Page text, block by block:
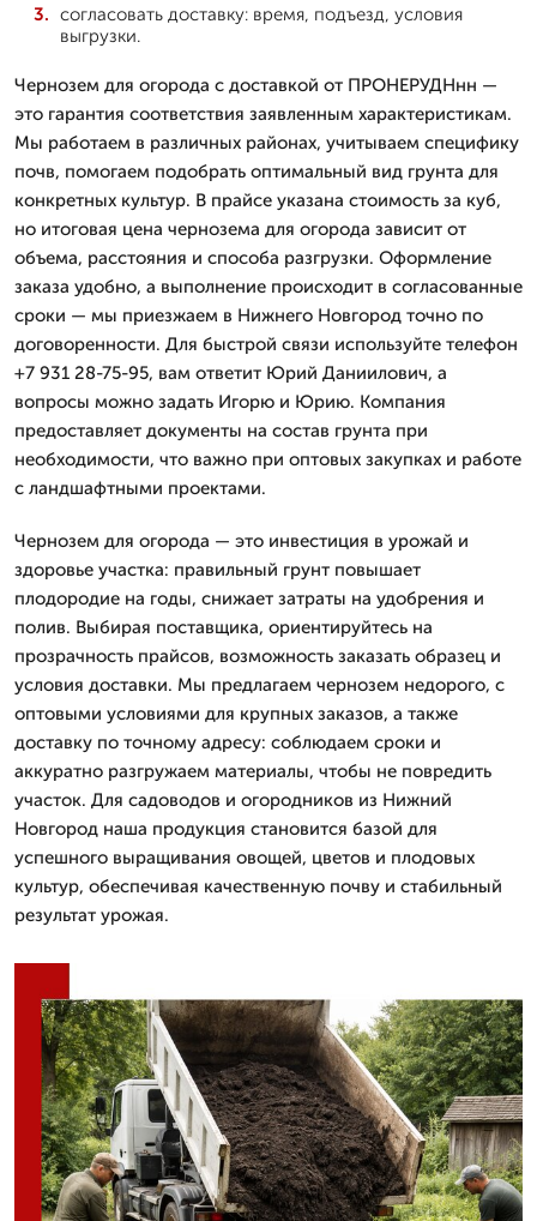
согласовать доставку: время, подъезд, условия
выгрузки.
Чернозем для огорода с доставкой от ПРОНЕРУДНнн —
это гарантия соответствия заявленным характеристикам.
Мы работаем в различных районах, учитываем специфику
почв, помогаем подобрать оптимальный вид грунта для
конкретных культур. В прайсе указана стоимость за куб,
но итоговая цена чернозема для огорода зависит от
объема, расстояния и способа разгрузки. Оформление
заказа удобно, а выполнение происходит в согласованные
сроки — мы приезжаем в Нижнего Новгород точно по
договоренности. Для быстрой связи используйте телефон
+7 931 28-75-95, вам ответит Юрий Даниилович, а
вопросы можно задать Игорю и Юрию. Компания
предоставляет документы на состав грунта при
необходимости, что важно при оптовых закупках и работе
с ландшафтными проектами.
Чернозем для огорода — это инвестиция в урожай и
здоровье участка: правильный грунт повышает
плодородие на годы, снижает затраты на удобрения и
полив. Выбирая поставщика, ориентируйтесь на
прозрачность прайсов, возможность заказать образец и
условия доставки. Мы предлагаем чернозем недорого, с
оптовыми условиями для крупных заказов, а также
доставку по точному адресу: соблюдаем сроки и
аккуратно разгружаем материалы, чтобы не повредить
участок. Для садоводов и огородников из Нижний
Новгород наша продукция становится базой для
успешного выращивания овощей, цветов и плодовых
культур, обеспечивая качественную почву и стабильный
результат урожая.